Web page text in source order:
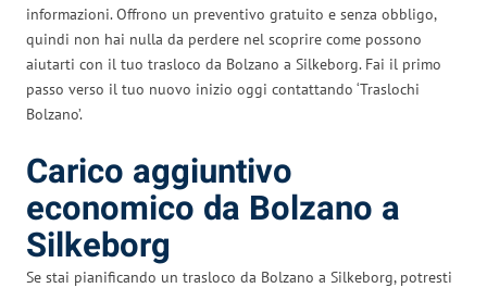
informazioni. Offrono un preventivo gratuito e senza obbligo,
quindi non hai nulla da perdere nel scoprire come possono
aiutarti con il tuo trasloco da Bolzano a Silkeborg. Fai il primo
passo verso il tuo nuovo inizio oggi contattando ‘Traslochi
Bolzano’.
Carico aggiuntivo
economico da Bolzano a
Silkeborg
Se stai pianificando un trasloco da Bolzano a Silkeborg, potresti